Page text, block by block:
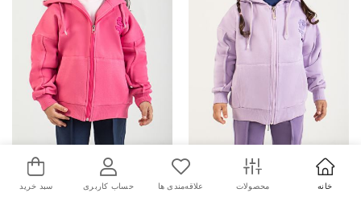
پیانو پیانو خانه محصولات علاقه‌مندی ها حساب کاربری سبد خرید